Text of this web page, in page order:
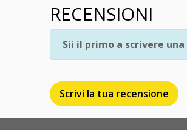
RECENSIONI
Scrivi la tua recensione
Sii il primo a scrivere